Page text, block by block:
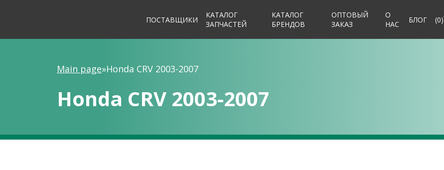
ПОСТАВЩИКИ
КАТАЛОГ
ЗАПЧАСТЕЙ
КАТАЛОГ
БРЕНДОВ
ОПТОВЫЙ
ЗАКАЗ
О
НАС
БЛОГ (0)
Main page»Honda CRV 2003-2007
Honda CRV 2003-2007